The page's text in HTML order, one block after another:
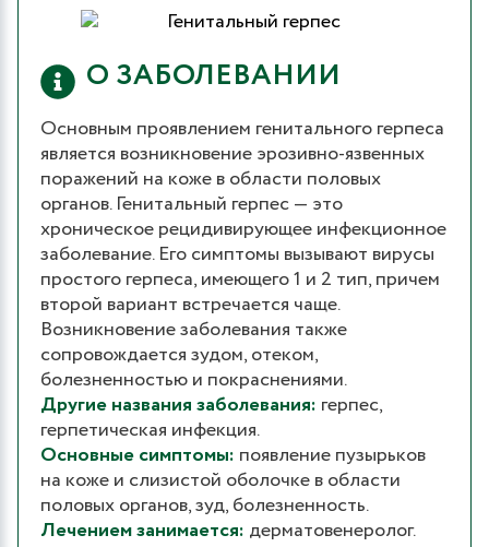
О ЗАБОЛЕВАНИИ
Основным проявлением генитального герпеса
является возникновение эрозивно-язвенных
поражений на коже в области половых
органов. Генитальный герпес — это
хроническое рецидивирующее инфекционное
заболевание. Его симптомы вызывают вирусы
простого герпеса, имеющего 1 и 2 тип, причем
второй вариант встречается чаще.
Возникновение заболевания также
сопровождается зудом, отеком,
болезненностью и покраснениями.
Другие названия заболевания: герпес,
герпетическая инфекция.
Основные симптомы: появление пузырьков
на коже и слизистой оболочке в области
половых органов, зуд, болезненность.
Лечением занимается: дерматовенеролог.